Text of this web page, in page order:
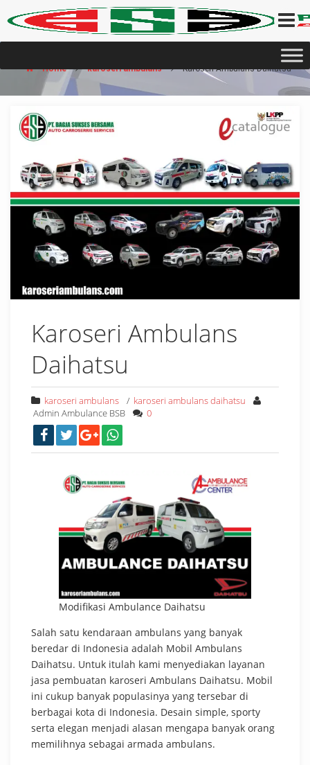
Home karoseri ambulans Karoseri Ambulans Daihatsu
Karoseri Ambulans
Daihatsu
karoseri ambulans / karoseri ambulans daihatsu
Admin Ambulance BSB
0
Modifikasi Ambulance Daihatsu
Salah satu kendaraan ambulans yang banyak
beredar di Indonesia adalah Mobil Ambulans
Daihatsu. Untuk itulah kami menyediakan layanan
jasa pembuatan karoseri Ambulans Daihatsu. Mobil
ini cukup banyak populasinya yang tersebar di
berbagai kota di Indonesia. Desain simple, sporty
serta elegan menjadi alasan mengapa banyak orang
memilihnya sebagai armada ambulans.